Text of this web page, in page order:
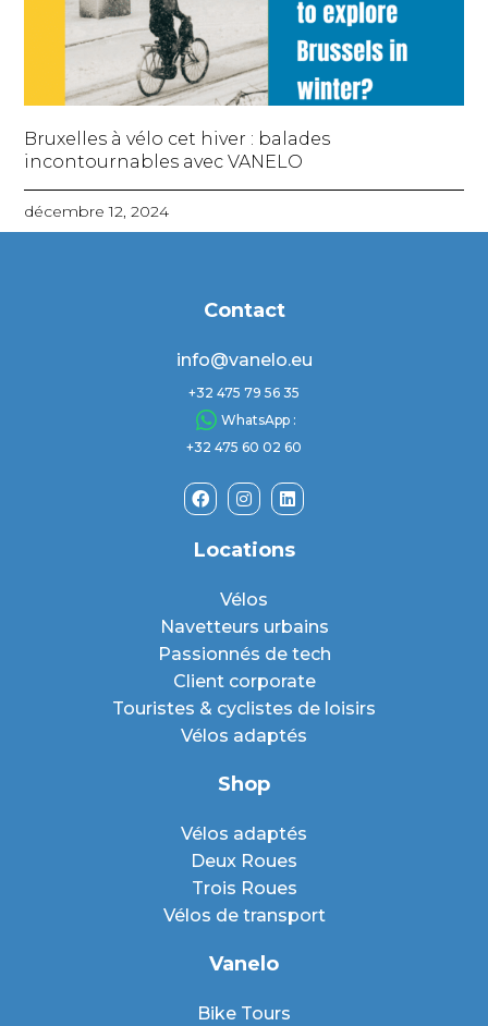
Bruxelles à vélo cet hiver : balades
incontournables avec VANELO
décembre 12, 2024
Contact
info@vanelo.eu
+32 475 79 56 35
WhatsApp :
+32 475 60 02 60
Locations
Vélos
Navetteurs urbains
Passionnés de tech
Client corporate
Touristes & cyclistes de loisirs
Vélos adaptés
Shop
Vélos adaptés
Deux Roues
Trois Roues
Vélos de transport
Vanelo
Bike Tours